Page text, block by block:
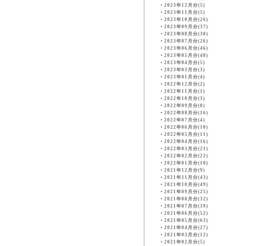
・ 2023年12月分(5)
・ 2023年11月分(5)
・ 2023年10月分(26)
・ 2023年09月分(37)
・ 2023年08月分(30)
・ 2023年07月分(26)
・ 2023年06月分(46)
・ 2023年05月分(48)
・ 2023年04月分(5)
・ 2023年03月分(3)
・ 2023年01月分(4)
・ 2022年12月分(2)
・ 2022年11月分(1)
・ 2022年10月分(3)
・ 2022年09月分(8)
・ 2022年08月分(16)
・ 2022年07月分(4)
・ 2022年06月分(10)
・ 2022年05月分(11)
・ 2022年04月分(16)
・ 2022年03月分(21)
・ 2022年02月分(22)
・ 2022年01月分(10)
・ 2021年12月分(9)
・ 2021年11月分(43)
・ 2021年10月分(49)
・ 2021年09月分(25)
・ 2021年08月分(32)
・ 2021年07月分(39)
・ 2021年06月分(52)
・ 2021年05月分(63)
・ 2021年04月分(27)
・ 2021年03月分(12)
・ 2021年02月分(5)